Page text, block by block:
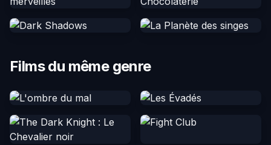
Films du même genre